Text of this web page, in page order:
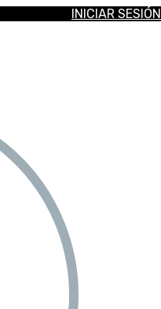
INICIAR SESIÓN